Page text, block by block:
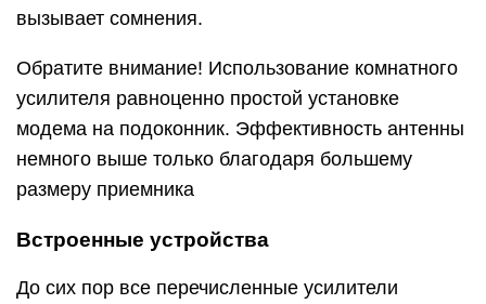
вызывает сомнения.
Обратите внимание! Использование комнатного
усилителя равноценно простой установке
модема на подоконник. Эффективность антенны
немного выше только благодаря большему
размеру приемника
Встроенные устройства
До сих пор все перечисленные усилители